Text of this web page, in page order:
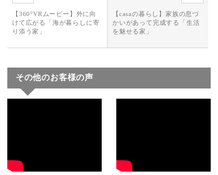
【360°VRムービー】外に向
けて広がる「海が暮らしに寄
り添う家」
【casaの暮らし】家族の息づ
かいがあって完成する「生活
を魅せる家」
その他のお客様の声